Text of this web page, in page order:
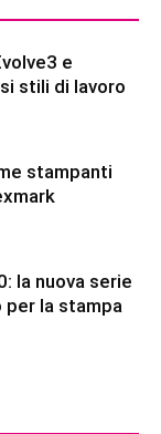
e
stili di lavoro
stampanti
la nuova serie
la stampa